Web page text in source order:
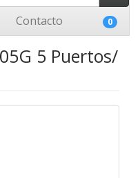
Contacto 0
5 Puertos/